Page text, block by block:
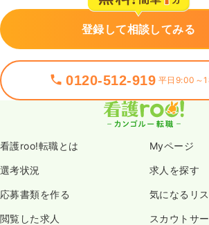
登録して相談してみる
0120-512-919 平日9:00～
看護roo!転職とは Myページ
選考状況 求人を探す
応募書類を作る 気になるリ
閲覧した求人 スカウトサ